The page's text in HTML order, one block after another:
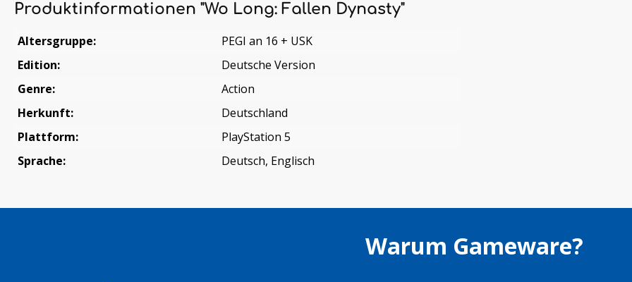
Produktinformationen "Wo Long: Fallen Dynasty"
Altersgruppe:
PEGI an 16 + USK
Edition:
Deutsche Version
Genre:
Action
Herkunft:
Deutschland
Plattform:
PlayStation 5
Sprache:
Deutsch, Englisch
Warum Gameware?